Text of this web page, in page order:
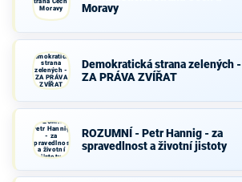
Moravy
Moravy
Demokratická
strana
zelených -
ZA PRÁVA
ZVÍŘAT
Demokratická strana zelených -
ZA PRÁVA ZVÍŘAT
ROZUMNÍ -
Petr Hannig
- za
spravedlnost
a životní
jistoty
ROZUMNÍ - Petr Hannig - za
spravedlnost a životní jistoty